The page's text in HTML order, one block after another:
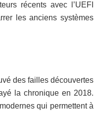
récents avec l’UEFI
les anciens systèmes
des failles découvertes
la chronique en 2018.
qui permettent à